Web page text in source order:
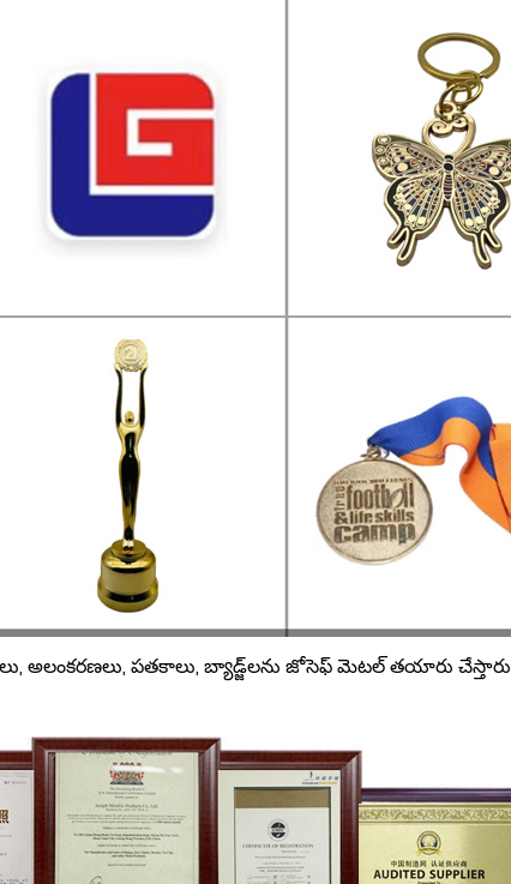
అలంకరణలు, పతకాలు, బ్యాడ్జ్‌లను జోసెఫ్ మెటల్ తయారు చేస్తారు